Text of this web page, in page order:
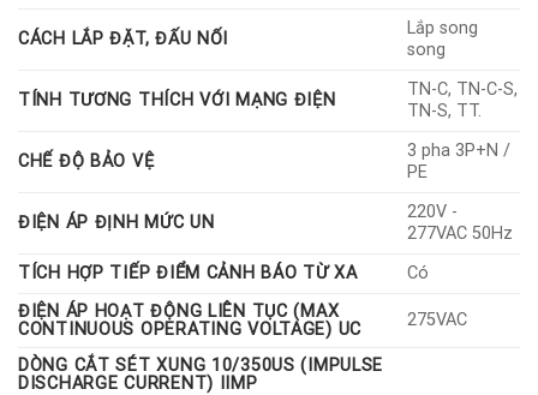
CCLĐ Thiết bị chống sét lan truyền 3pha, lắp song song:
– MOV
– Dòng cắt sét (10/350µs): 60kA/pha
– Cắt được các dạng xung sét: 8/20µs và 10/350µs
– Độ nhạy đáp: <5ns
– SCCR: 200KArns
– Cổng (Stero jack) để nối đến thiết bị kiểm tra (lỗi nguồn, mất
pha và hỏng thiết bị) của nhà sản xuất (Thiết bị kiểm tra RMP)
CÁCH LẮP ĐẶT, ĐẤU NỐI
Lắp song
song
TÍNH TƯƠNG THÍCH VỚI MẠNG ĐIỆN
TN-C, TN-C-S,
TN-S, TT.
CHẾ ĐỘ BẢO VỆ
3 pha 3P+N /
PE
ĐIỆN ÁP ĐỊNH MỨC UN
220V -
277VAC 50Hz
TÍCH HỢP TIẾP ĐIỂM CẢNH BÁO TỪ XA
Có
ĐIỆN ÁP HOẠT ĐỘNG LIÊN TỤC (MAX
CONTINUOUS OPERATING VOLTAGE) UC
275VAC
DÒNG CẮT SÉT XUNG 10/350US (IMPULSE
DISCHARGE CURRENT) IIMP